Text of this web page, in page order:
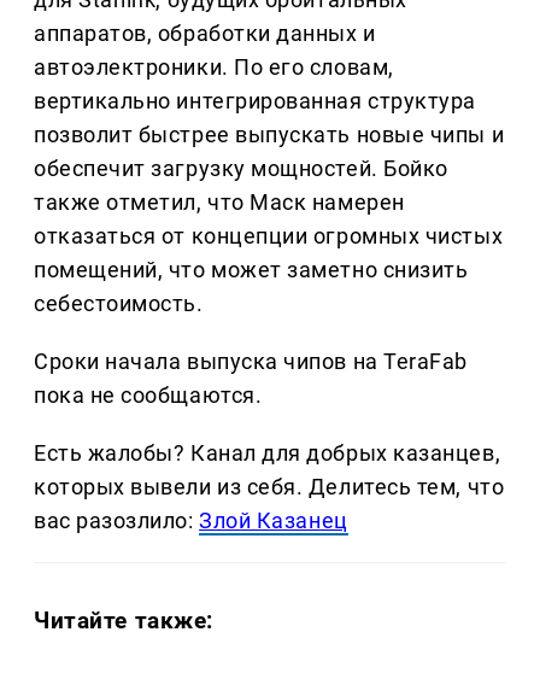
аппаратов, обработки данных и
автоэлектроники. По его словам,
вертикально интегрированная структура
позволит быстрее выпускать новые чипы и
обеспечит загрузку мощностей. Бойко
также отметил, что Маск намерен
отказаться от концепции огромных чистых
помещений, что может заметно снизить
себестоимость.
Сроки начала выпуска чипов на TeraFab
пока не сообщаются.
Есть жалобы? Канал для добрых казанцев,
которых вывели из себя. Делитеcь тем, что
вас разозлило:Злой Казанец
Читайте также: